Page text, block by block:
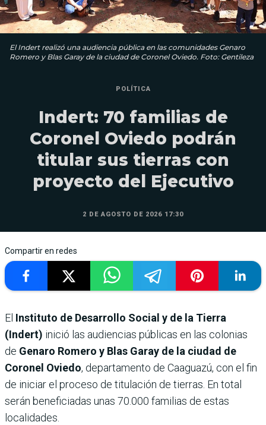
El Indert realizó una audiencia pública en las comunidades Genaro
Romero y Blas Garay de la ciudad de Coronel Oviedo. Foto: Gentileza
POLÍTICA
Indert: 70 familias de
Coronel Oviedo podrán
titular sus tierras con
proyecto del Ejecutivo
2 DE AGOSTO DE 2026 17:30
Compartir en redes
El Instituto de Desarrollo Social y de la Tierra
(Indert) inició las audiencias públicas en las colonias
de Genaro Romero y Blas Garay de la ciudad de
Coronel Oviedo, departamento de Caaguazú, con el fin
de iniciar el proceso de titulación de tierras. En total
serán beneficiadas unas 70.000 familias de estas
localidades.